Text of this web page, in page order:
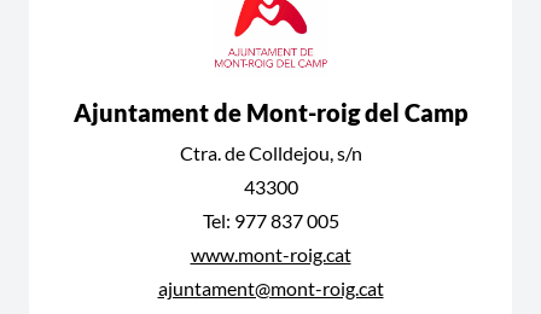
Ajuntament de Mont-roig del Camp
Ctra. de Colldejou, s/n
43300
Tel: 977 837 005
www.mont-roig.cat
ajuntament@mont-roig.cat